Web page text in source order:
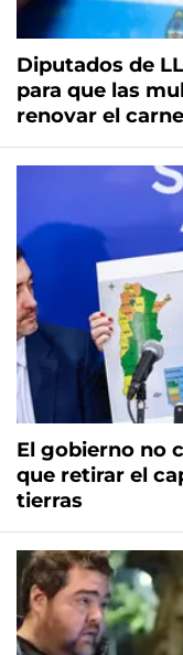
Diputados de
para que las
renovar el
El gobierno no
que retirar el
tierras